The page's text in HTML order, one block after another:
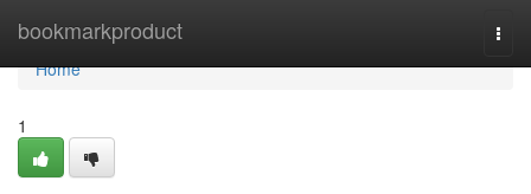
bookmarkproduct
Home
Home
1